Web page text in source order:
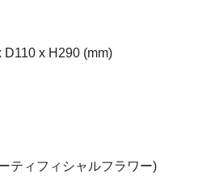
D110 x H290 (mm)
ティフィシャルフラワー)